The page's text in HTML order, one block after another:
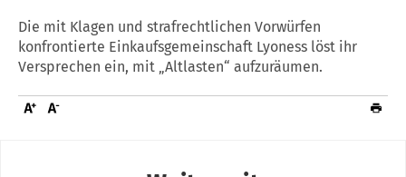
Die mit Klagen und strafrechtlichen Vorwürfen
konfrontierte Einkaufsgemeinschaft Lyoness löst ihr
Versprechen ein, mit „Altlasten“ aufzuräumen.